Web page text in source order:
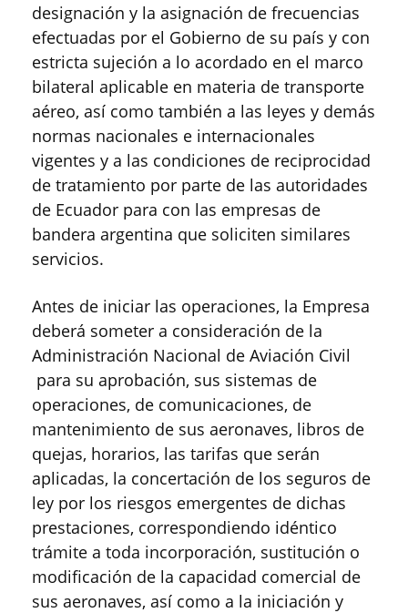
designación y la asignación de frecuencias
efectuadas por el Gobierno de su país y con
estricta sujeción a lo acordado en el marco
bilateral aplicable en materia de transporte
aéreo, así como también a las leyes y demás
normas nacionales e internacionales
vigentes y a las condiciones de reciprocidad
de tratamiento por parte de las autoridades
de Ecuador para con las empresas de
bandera argentina que soliciten similares
servicios.
Antes de iniciar las operaciones, la Empresa
deberá someter a consideración de la
Administración Nacional de Aviación Civil
para su aprobación, sus sistemas de
operaciones, de comunicaciones, de
mantenimiento de sus aeronaves, libros de
quejas, horarios, las tarifas que serán
aplicadas, la concertación de los seguros de
ley por los riesgos emergentes de dichas
prestaciones, correspondiendo idéntico
trámite a toda incorporación, sustitución o
modificación de la capacidad comercial de
sus aeronaves, así como a la iniciación y